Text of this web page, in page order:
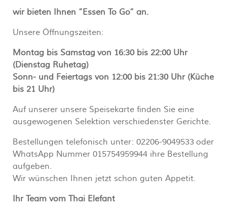
wir bieten Ihnen “Essen To Go“ an.
Unsere Öffnungszeiten:
Montag bis Samstag von 16:30 bis 22:00 Uhr
(Dienstag Ruhetag)
Sonn- und Feiertags von 12:00 bis 21:30 Uhr (Küche
bis 21 Uhr)
Auf unserer unsere Speisekarte finden Sie eine
ausgewogenen Selektion verschiedenster Gerichte.
Bestellungen telefonisch unter: 02206-9049533 oder
WhatsApp Nummer 015754959944 ihre Bestellung
aufgeben.
Wir wünschen Ihnen jetzt schon guten Appetit.
Ihr Team vom Thai Elefant